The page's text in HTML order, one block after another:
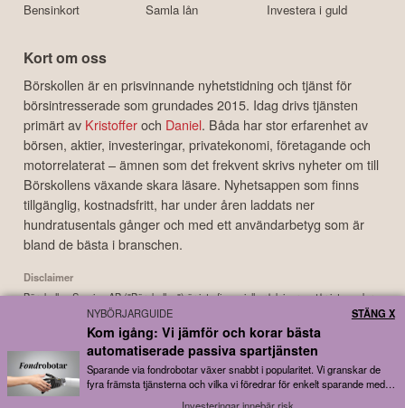
Bensinkort
Samla lån
Investera i guld
Kort om oss
Börskollen är en prisvinnande nyhetstidning och tjänst för
börsintresserade som grundades 2015. Idag drivs tjänsten
primärt av Kristofferoch Daniel. Båda har stor erfarenhet av
börsen, aktier, investeringar, privatekonomi, företagande och
motorrelaterat – ämnen som det frekvent skrivs nyheter om till
Börskollens växande skara läsare. Nyhetsappen som finns
tillgänglig, kostnadsfritt, har under åren laddats ner
hundratusentals gånger och med ett användarbetyg som är
bland de bästa i branschen.
Disclaimer
Börskollen Sverige AB ("Börskollen") är inte finansiella rådgivare, står inte under
finansinspektionens tillsyn och ger inga råd till dig. Detta innebär att
investeringsbeslut baserade på information som direkt eller indirekt härrörande
från Börskollen eller personer med koppling till Börskollen, alltid fattas
självständigt av investeraren. Börskollen frånsäger sig allt ansvar för eventuell
förlust eller skada av vad slag det må vara som grundar sig på användandet av
material härrörande från tjänsten Börskollen.
NYBÖRJARGUIDE
Kom igång: Vi jämför och korar bästa
automatiserade passiva spartjänsten
Sparande via fondrobotar växer snabbt i popularitet. Vi granskar de
fyra främsta tjänsterna och vilka vi föredrar för enkelt sparande med
STÄNG X